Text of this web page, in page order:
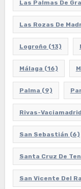
Las Palmas De
Las Rozas De
Logroño (13)
Málaga (16)
Palma (9)
Rivas-Vaciamadrid
San Sebastián (6)
Santa Cruz De
San Vicente Del